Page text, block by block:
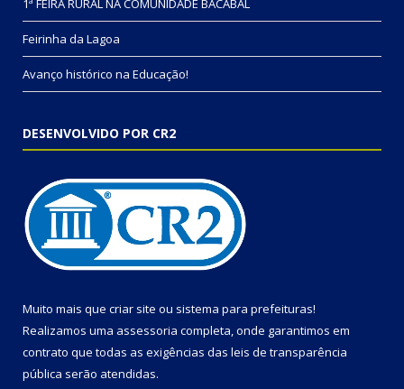
1ª FEIRA RURAL NA COMUNIDADE BACABAL
Feirinha da Lagoa
Avanço histórico na Educação!
DESENVOLVIDO POR CR2
Muito mais que criar site ou sistema para prefeituras!
Realizamos uma assessoria completa, onde garantimos em
contrato que todas as exigências das leis de transparência
pública serão atendidas.